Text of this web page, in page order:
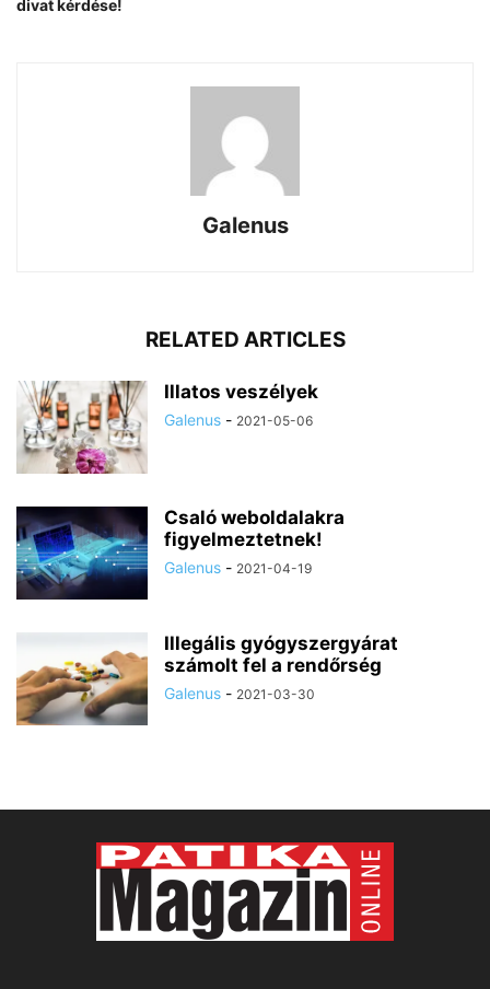
divat kérdése!
Galenus
RELATED ARTICLES
Illatos veszélyek
Galenus - 2021-05-06
Csaló weboldalakra
figyelmeztetnek!
Galenus - 2021-04-19
Illegális gyógyszergyárat
számolt fel a rendőrség
Galenus - 2021-03-30